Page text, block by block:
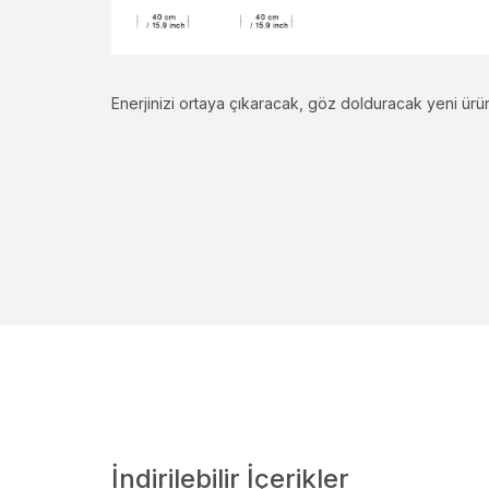
Enerjinizi ortaya çıkaracak, göz dolduracak yeni
İndirilebilir İçerikler